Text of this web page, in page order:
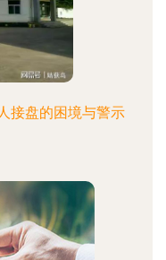
接盘的困境与警示